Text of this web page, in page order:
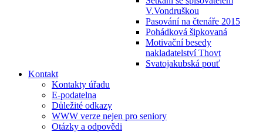
V.Vondruškou
Pasování na čtenáře 2015
Pohádková šipkovaná
Motivační besedy
nakladatelství Thovt
Svatojakubská pouť
Kontakt
Kontakty úřadu
E-podatelna
Důležité odkazy
WWW verze nejen pro seniory
Otázky a odpovědi